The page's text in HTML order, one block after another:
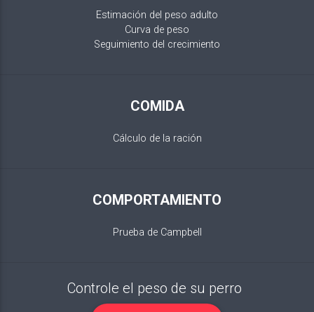
Estimación del peso adulto
Curva de peso
Seguimiento del crecimiento
COMIDA
Cálculo de la ración
COMPORTAMIENTO
Prueba de Campbell
Controle el peso de su perro